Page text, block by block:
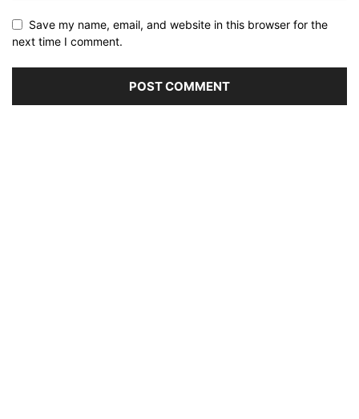
Save my name, email, and website in this browser for the
next time I comment.